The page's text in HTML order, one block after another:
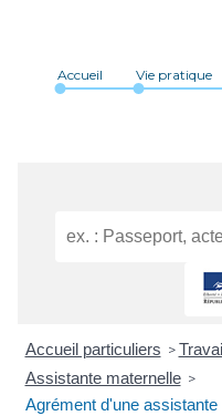
Accueil Vie pratique
Accueil particuliers >
Assistante maternelle >
Agrément d'une